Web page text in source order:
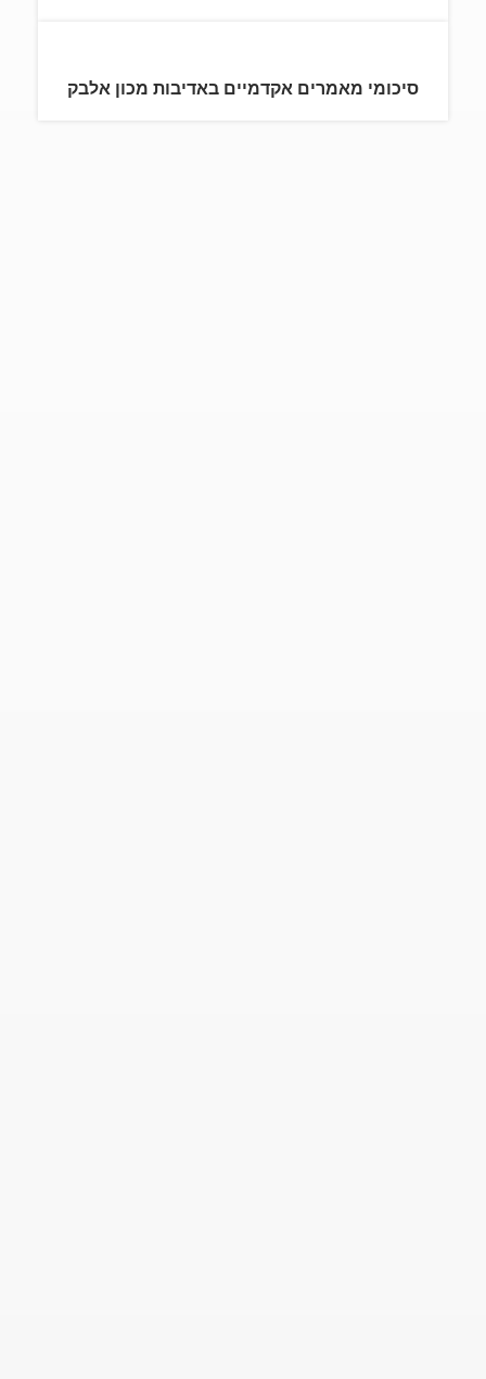
סיכומי מאמרים אקדמיים באדיבות מכון אלבק